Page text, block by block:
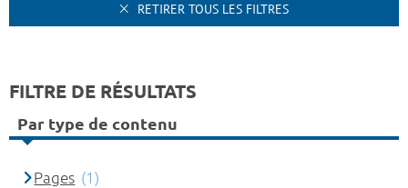
RETIRER TOUS LES FILTRES
FILTRE DE RÉSULTATS
Par type de contenu
Pages (1)